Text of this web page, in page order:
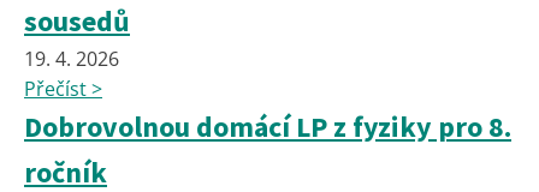
sousedů
19. 4. 2026
Přečíst >
Dobrovolnou domácí LP z fyziky pro 8.
ročník